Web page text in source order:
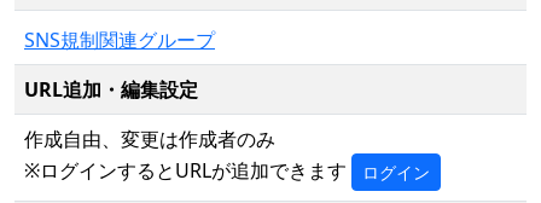
SNS規制関連グループ
URL追加・編集設定
作成自由、変更は作成者のみ
※ログインするとURLが追加できます
ログイン